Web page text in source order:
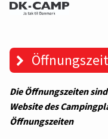
Die Öffnungszeiten
Website des
Öffnungszeiten